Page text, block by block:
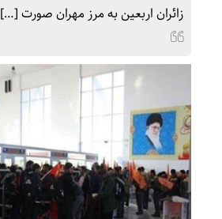
زائران اربعین به مرز مهران صورت […]